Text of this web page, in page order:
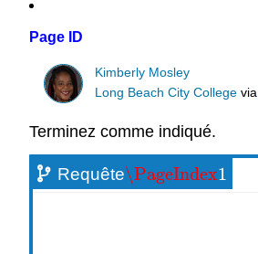
Page ID
Kimberly Mosley
Long Beach City College
Terminez comme indiqué.
Requête\PageIndex1
\PageIndex1